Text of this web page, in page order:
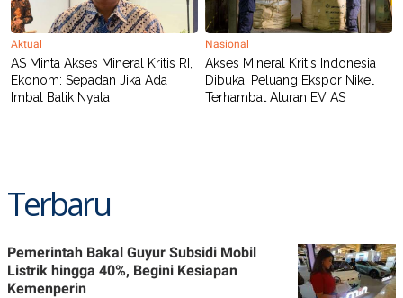
Aktual
AS Minta Akses Mineral Kritis RI,
Ekonom: Sepadan Jika Ada
Imbal Balik Nyata
Nasional
Akses Mineral Kritis Indonesia
Dibuka, Peluang Ekspor Nikel
Terhambat Aturan EV AS
Terbaru
Pemerintah Bakal Guyur Subsidi Mobil
Listrik hingga 40%, Begini Kesiapan
Kemenperin